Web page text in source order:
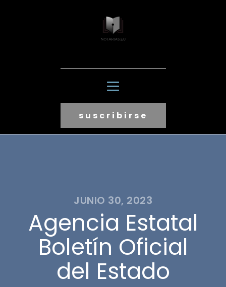
suscribirse
JUNIO 30, 2023
Agencia Estatal
Boletín Oficial
del Estado